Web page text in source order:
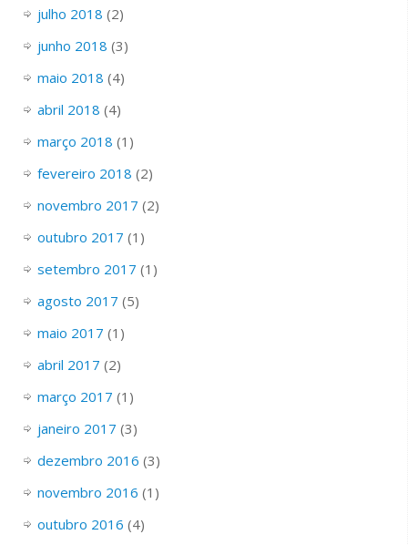
julho 2018 (2)
junho 2018 (3)
maio 2018 (4)
abril 2018 (4)
março 2018 (1)
fevereiro 2018 (2)
novembro 2017 (2)
outubro 2017 (1)
setembro 2017 (1)
agosto 2017 (5)
maio 2017 (1)
abril 2017 (2)
março 2017 (1)
janeiro 2017 (3)
dezembro 2016 (3)
novembro 2016 (1)
outubro 2016 (4)